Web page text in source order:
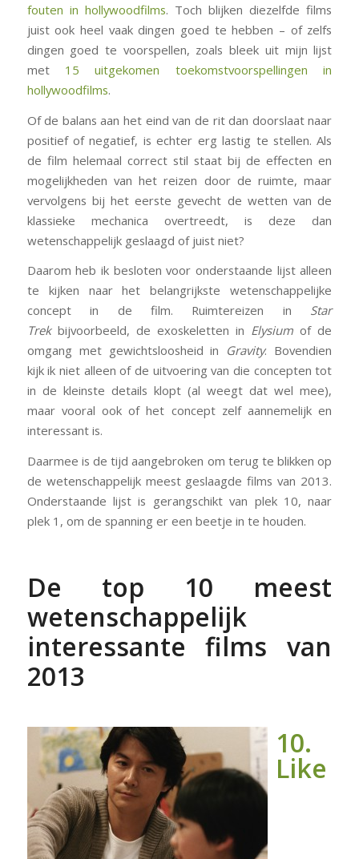
fouten in hollywoodfilms. Toch blijken diezelfde films
juist ook heel vaak dingen goed te hebben – of zelfs
dingen goed te voorspellen, zoals bleek uit mijn lijst
met 15 uitgekomen toekomstvoorspellingen in
hollywoodfilms.
Of de balans aan het eind van de rit dan doorslaat naar
positief of negatief, is echter erg lastig te stellen. Als
de film helemaal correct stil staat bij de effecten en
mogelijkheden van het reizen door de ruimte, maar
vervolgens bij het eerste gevecht de wetten van de
klassieke mechanica overtreedt, is deze dan
wetenschappelijk geslaagd of juist niet?
Daarom heb ik besloten voor onderstaande lijst alleen
te kijken naar het belangrijkste wetenschappelijke
concept in de film. Ruimtereizen in Star
Trek bijvoorbeeld, de exoskeletten in Elysium of de
omgang met gewichtsloosheid in Gravity. Bovendien
kijk ik niet alleen of de uitvoering van die concepten tot
in de kleinste details klopt (al weegt dat wel mee),
maar vooral ook of het concept zelf aannemelijk en
interessant is.
Daarmee is de tijd aangebroken om terug te blikken op
de wetenschappelijk meest geslaagde films van 2013.
Onderstaande lijst is gerangschikt van plek 10, naar
plek 1, om de spanning er een beetje in te houden.
De top 10 meest
wetenschappelijk
interessante films van
2013
10.
Like